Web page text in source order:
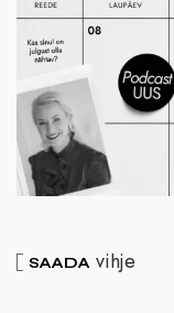
SAADA vihje